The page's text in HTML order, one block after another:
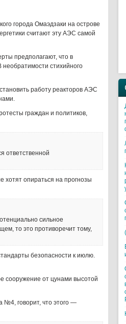
города Омаэдзаки на острове
считают эту АЭС самой
предполагают, что в
стихийного
работу реакторов АЭС
граждан и политиков,
ответственной
хотят опираться на прогнозы
сильное
то это противоречит тому,
безопасности к июлю.
сооружение от цунами высотой
№4, говорит, что этого —